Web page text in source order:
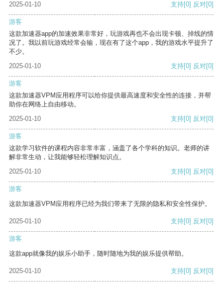
2025-01-10
支持[0] 反对[0]
游客
这款加速器app的加速效果非常好，玩游戏再也不会出现卡顿、掉线的情
况了。我以前玩游戏经常会输，现在有了这个app，我的游戏水平提升了
不少。
2025-01-10
支持[0] 反对[0]
游客
这款加速器VPM应用程序可以给你提供最高速度和安全性的连接，并帮
助你在网络上自由移动。
2025-01-10
支持[0] 反对[0]
游客
这款学习软件的课程内容非常丰富，涵盖了各个学科的知识。老师的讲
解非常生动，让我能够轻松理解知识点。
2025-01-10
支持[0] 反对[0]
游客
这款加速器VPM应用程序已经为我们带来了无限的隐私和安全性保护。
2025-01-10 支持[0] 反对[0]
游客
这款app就像我的娱乐小助手，随时随地为我的娱乐提供帮助。
2025-01-10 支持[0] 反对[0]